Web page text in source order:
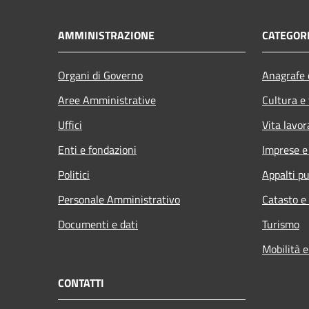
AMMINISTRAZIONE
Organi di Governo
Aree Amministrative
Uffici
Enti e fondazioni
Politici
Personale Amministrativo
Documenti e dati
Cultura
Vita
Imprese
Appalti
Catasto
Turismo
Mobilità
CONTATTI